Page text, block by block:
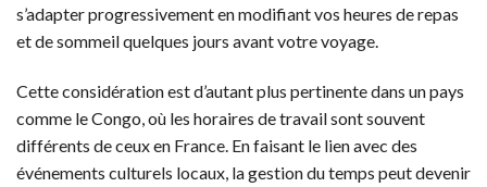
s’adapter progressivement en modifiant vos heures de repas
et de sommeil quelques jours avant votre voyage.
Cette considération est d’autant plus pertinente dans un pays
comme le Congo, où les horaires de travail sont souvent
différents de ceux en France. En faisant le lien avec des
événements culturels locaux, la gestion du temps peut devenir